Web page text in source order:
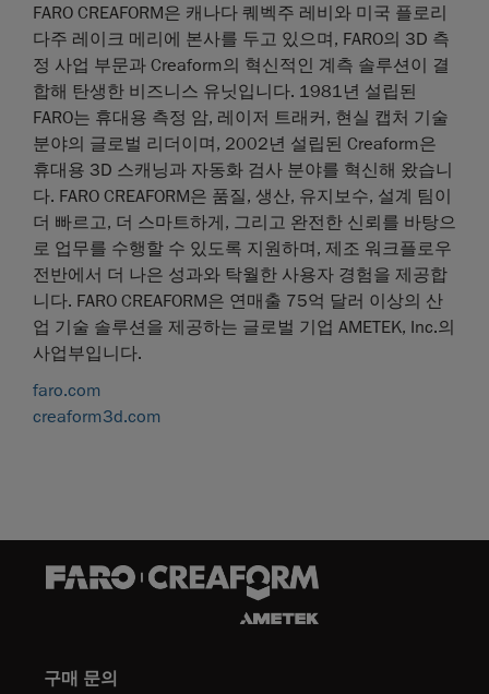
FARO CREAFORM은 캐나다 퀘벡주 레비와 미국 플로리
다주 레이크 메리에 본사를 두고 있으며, FARO의 3D 측
정 사업 부문과 Creaform의 혁신적인 계측 솔루션이 결
합해 탄생한 비즈니스 유닛입니다. 1981년 설립된
FARO는 휴대용 측정 암, 레이저 트래커, 현실 캡처 기술
분야의 글로벌 리더이며, 2002년 설립된 Creaform은
휴대용 3D 스캐닝과 자동화 검사 분야를 혁신해 왔습니
다. FARO CREAFORM은 품질, 생산, 유지보수, 설계 팀이
더 빠르고, 더 스마트하게, 그리고 완전한 신뢰를 바탕으
로 업무를 수행할 수 있도록 지원하며, 제조 워크플로우
전반에서 더 나은 성과와 탁월한 사용자 경험을 제공합
니다. FARO CREAFORM은 연매출 75억 달러 이상의 산
업 기술 솔루션을 제공하는 글로벌 기업 AMETEK, Inc.의
사업부입니다.
faro.com
creaform3d.com
구매 문의